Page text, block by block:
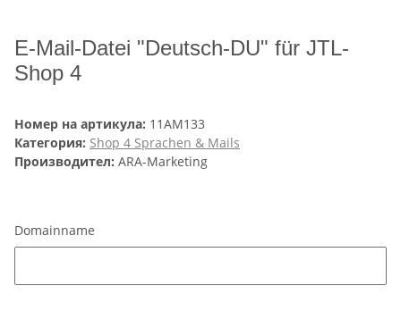
E-Mail-Datei "Deutsch-DU" für JTL-
Shop 4
Номер на артикула: 11AM133
Категория: Shop 4 Sprachen & Mails
Производител: ARA-Marketing
Domainname